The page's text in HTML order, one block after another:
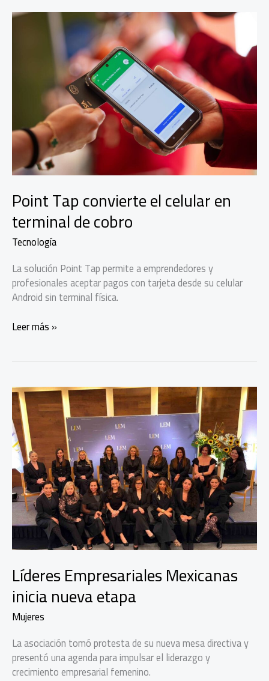
boom
de
franquicias
Point Tap convierte el celular en
terminal de cobro
Tecnología
La solución Point Tap permite a emprendedores y
profesionales aceptar pagos con tarjeta desde su celular
Android sin terminal física.
Point
celular
en
terminal
de
cobro
Leer más »
Líderes Empresariales Mexicanas
inicia nueva etapa
Mujeres
La asociación tomó protesta de su nueva mesa directiva y
presentó una agenda para impulsar el liderazgo y
crecimiento empresarial femenino.